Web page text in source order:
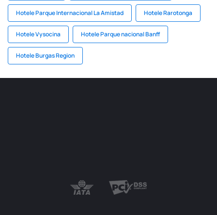
Hotele Parque Internacional La Amistad Hotele Rarotonga
Hotele Vysocina Hotele Parque nacional Banff
Hotele Burgas Region